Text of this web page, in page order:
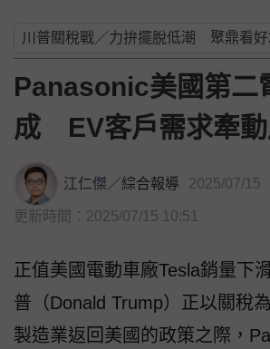
Panasonic美國第二
成 EV客戶需求牽動
江仁傑 ／綜合報導 2025/07/15
更新時間：2025/07/15 10:51
正值美國電動車廠Tesla銷量下
普（Donald Trump）正以關稅
製造業返回美國的政策之際，